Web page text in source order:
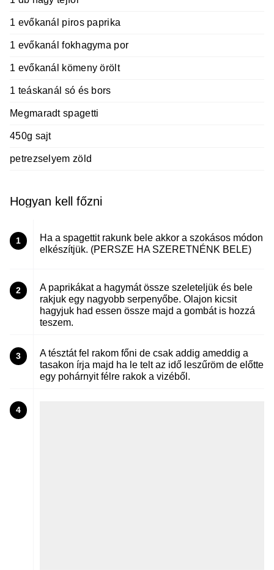
1 evőkanál piros paprika
1 evőkanál fokhagyma por
1 evőkanál kömeny örölt
1 teáskanál só és bors
Megmaradt spagetti
450g sajt
petrezselyem zöld
Hogyan kell főzni
1
Ha a spagettit rakunk bele akkor a szokásos módon
elkészítjük. (PERSZE HA SZERETNÉNK BELE)
2
A paprikákat a hagymát össze szeleteljük és bele
rakjuk egy nagyobb serpenyőbe. Olajon kicsit
hagyjuk had essen össze majd a gombát is hozzá
teszem.
3
A tésztát fel rakom főni de csak addig ameddig a
tasakon írja majd ha le telt az idő leszűröm de előtte
egy pohárnyit félre rakok a vizéből.
4